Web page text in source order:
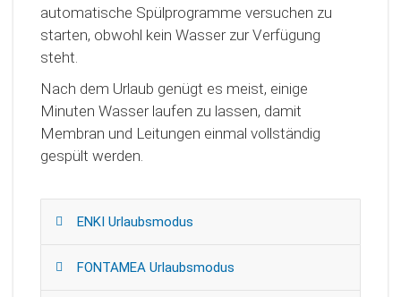
automatische Spülprogramme versuchen zu
starten, obwohl kein Wasser zur Verfügung
steht.
Nach dem Urlaub genügt es meist, einige
Minuten Wasser laufen zu lassen, damit
Membran und Leitungen einmal vollständig
gespült werden.
ENKI Urlaubsmodus
FONTAMEA Urlaubsmodus